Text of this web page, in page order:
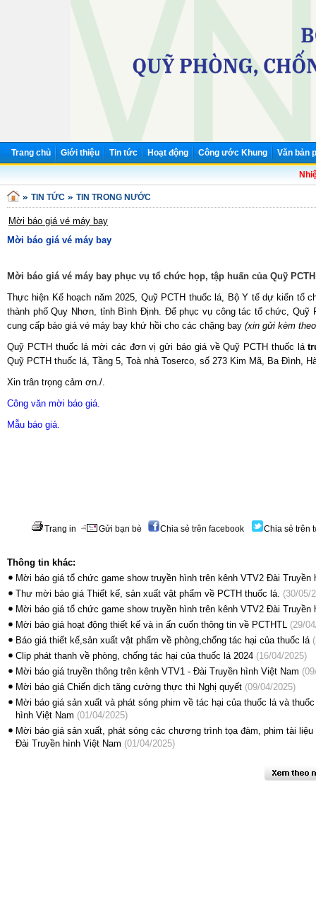
Trang chủ Giới thiệu Tin tức Hoạt động Công ước Khung Văn bản
TIN TỨC TIN TRONG NƯỚC
Mời báo giá vé máy bay
Mời báo giá vé máy bay
Mời báo giá vé máy bay phục vụ tổ chức họp, tập huấn của Quỹ
Thực hiện Kế hoạch năm 2025, Quỹ PCTH thuốc lá, Bộ Y tế dự kiến tổ
thành phố Quy Nhơn, tỉnh Bình Định. Để phục vụ công tác tổ chức, Quỹ
cung cấp báo giá vé máy bay khứ hồi cho các chặng bay (xin gửi kèm
Quỹ PCTH thuốc lá mời các đơn vị gửi báo giá về Quỹ PCTH thuốc lá
Quỹ PCTH thuốc lá, Tầng 5, Toà nhà Toserco, số 273 Kim Mã, Ba Đình,
Xin trân trọng cảm ơn./.
Công văn mời báo giá.
Mẫu báo giá.
Trang in Gửi bạn bè Chia sẻ trên facebook Chia sẻ trên
Thông tin khác:
Mời báo giá tổ chức game show truyền hình trên kênh VTV2 Đài Truyền
Thư mời báo giá Thiết kế, sản xuất vật phẩm về PCTH thuốc lá. (30/05/
Mời báo giá tổ chức game show truyền hình trên kênh VTV2 Đài Truyền
Mời báo giá hoạt động thiết kế và in ấn cuốn thông tin về PCTHTL
(29/
Báo giá thiết kế,sản xuất vật phẩm về phòng,chống tác hại của thuốc lá
Clip phát thanh về phòng, chống tác hại của thuốc lá 2024 (16/04/2025)
Mời báo giá truyền thông trên kênh VTV1 - Đài Truyền hình Việt Nam
Mời báo giá Chiến dịch tăng cường thực thi Nghị quyết (09/04/2025)
Mời báo giá sản xuất và phát sóng phim về tác hại của thuốc lá và
hình Việt Nam (01/04/2025)
Mời báo giá sản xuất, phát sóng các chương trình tọa đàm, phim tài
Đài Truyền hình Việt Nam (01/04/2025)